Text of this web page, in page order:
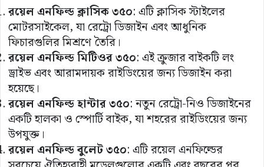
রয়েলএনফিল্ডক্লাসিক৩৫০: এটি ক্লাসিক স্টাইলের
মোটরসাইকেল, যা রেট্রো ডিজাইন এবং আধুনিক
ফিচারগুলির মিশ্রণে তৈরি।
রয়েলএনফিল্ডমিটিওর৩৫০: এই ক্রুজার বাইকটি লং
ড্রাইভ এবং আরামদায়ক রাইডিংয়ের জন্য ডিজাইন করা
হয়েছে।
রয়েলএনফিল্ডহান্টার৩৫০: নতুন রেট্রো-নিও ডিজাইনের
একটি হালকা ও স্পোর্টি বাইক, যা শহরের রাইডিংয়ের জন্য
উপযুক্ত।
রয়েলএনফিল্ডবুলেট৩৫০: এটি রয়েল এনফিল্ডের